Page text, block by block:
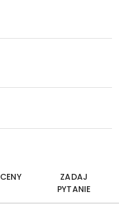
ZADAJ
PYTANIE